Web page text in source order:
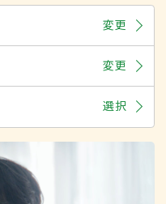
変更
変更
選択